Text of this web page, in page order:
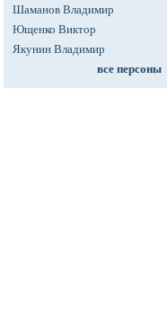
Шаманов Владимир
Ющенко Виктор
Якунин Владимир
все персоны